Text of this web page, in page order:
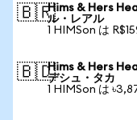
🇧🇷Hims & Hers
ル・レアル
1 HIMSon は
🇧🇩Hims & Hers
デシュ・タカ
1 HIMSon は